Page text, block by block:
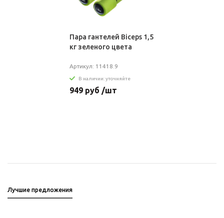
Пара гантелей Biceps 1,5
кг зеленого цвета
Артикул: 11418.9
В наличии: уточняйте
949 руб /шт
Лучшие предложения